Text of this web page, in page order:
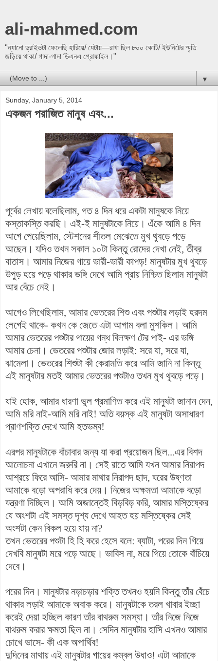
ali-mahmed.com
"ন্যানো ড্রাইভটা ফেলেছি হারিয়ে/ যেটায়—রাখা ছিল ৮০০ কোটি/ ইউনিটের স্মৃতি
জড়িয়ে থাকা/ গাদা-গাদা ডিএনএ প্রোফাইল।"
▼
Sunday, January 5, 2014
একজন পরাজিত মানুষ এবং...
পূর্বের লেখায় বলেছিলাম, গত ৪ দিন ধরে একটা মানুষকে নিয়ে
কস্তাকস্তি করছি। এই-ই মানুষটাকে নিয়ে। এঁকে আমি ৪ দিন
আগে পেয়েছিলাম, স্টেশনের শীতল মেঝেতে মুখ থুবড়ে পড়ে
আছেন। যদিও তখন সকাল ১০টা কিন্তু রোদের দেখা নেই, তীব্র
বাতাস। আমার নিজের গায়ে ভারী-ভারী কাপড়! মানুষটার মুখ থুবড়ে
উপুড় হয়ে পড়ে থাকার ভঙ্গি দেখে আমি প্রায় নিশ্চিত ছিলাম মানুষটা
আর বেঁচে নেই।
আগেও লিখেছিলাম, আমার ভেতরের শিশু এবং পশুটার লড়াই হরদম
লেগেই থাকে- কখন কে জেতে এটা আগাম বলা মুশকিল। আমি
আমার ভেতরের পশুটার গায়ের গন্ধ বিলক্ষণ টের পাই- এর ভঙ্গি
আমার চেনা। ভেতরের পশুটার জোর লড়াই: সরে যা, সরে যা,
ঝামেলা। ভেতরের শিশুটা কী কেরামতি করে আমি জানি না কিন্তু
এই মানুষটার মতই আমার ভেতরের পশুটাও তখন মুখ থুবড়ে পড়ে।
যাই হোক, আমার ধারণা ভুল প্রমাণিত করে এই মানুষটা জানান দেন,
আমি মরি নাই-আমি মরি নাই! অতি বয়স্ক এই মানুষটা অসাধারণ
প্রাণশক্তি দেখে আমি হতভম্ব!
এরপর মানুষটাকে বাঁচাবার জন্য যা করা প্রয়োজন ছিল...এর বিশদ
আলোচনা এখানে জরুরি না। সেই রাতে আমি যখন আমার নিরাপদ
আশ্রয়ে ফিরে আসি- আমার মাথার নিরাপদ ছাদ, ঘরের উষ্ণতা
আমাকে বড়ো অপরাধি করে দেয়। নিজের অক্ষমতা আমাকে বড়ো
যন্ত্রণা দিচ্ছিল। আমি অজান্তেই বিড়বিড় করি, আমার মস্তিষ্কের
যে অংশটা এই সমস্ত দৃশ্য দেখে আহত হয় মস্তিষ্কের সেই
অংশটা কেন বিকল হয়ে যায় না?
তখন ভেতরের পশুটা হি হি করে হেসে বলে: ব্যাটা, পরের দিন গিয়ে
দেখবি মানুষটা মরে পড়ে আছে। ভাবিস না, মরে গিয়ে তোকে বাঁচিয়ে
দেবে।
পরের দিন। মানুষটার নড়াচড়ার শক্তি তখনও হয়নি কিন্তু তাঁর বেঁচে
থাকার লড়াই আমাকে অবাক করে। মানুষটাকে তরল খাবার ইচ্ছা
করেই দেয়া হচ্ছিল কারণ তাঁর বাথরুম সমস্যা। তাঁর নিজে নিজে
বাথরুম করার ক্ষমতা ছিল না। সেদিন মানুষটার হাসি এখনও আমার
চোখে ভাসে- কী এক অপার্থিব!
দুদিনের মাথায় এই মানুষটার গায়ের কম্বল উধাও! এটা আমাকে